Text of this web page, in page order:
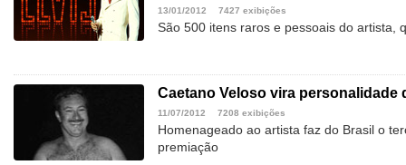
13/01/2012 7427 exibições
São 500 itens raros e pessoais do artista,
Caetano Veloso vira personalidade
11/07/2012 7208 exibições
Homenageado ao artista faz do Brasil o
premiação